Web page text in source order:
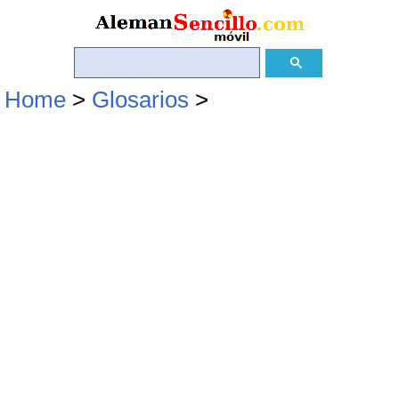
Home > Glosarios >